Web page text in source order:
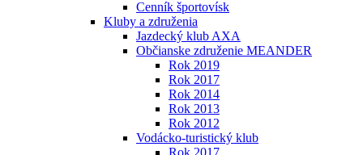
Cenník športovísk
Kluby a združenia
Jazdecký klub AXA
Občianske združenie MEANDER
Rok 2019
Rok 2017
Rok 2014
Rok 2013
Rok 2012
Vodácko-turistický klub
Rok 2017